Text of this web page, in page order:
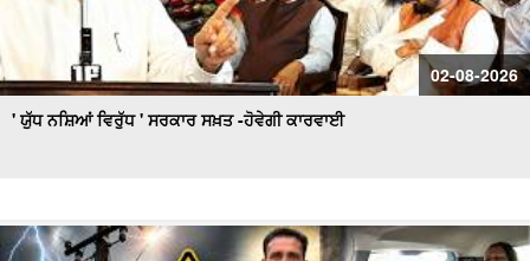
02-08-2026
' ਯੁੱਧ ਨਸ਼ਿਆਂ ਵਿਰੁੱਧ ' ਸਰਕਾਰ ਸਖ਼ਤ -ਹੋਵੇਗੀ ਕਾਰਵਾਈ